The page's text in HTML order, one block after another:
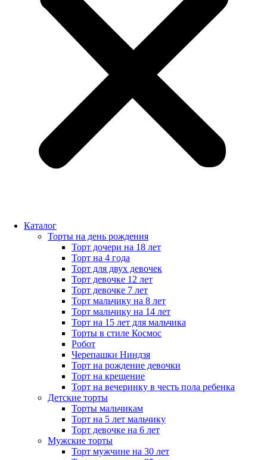
Каталог
Торты на день рождения
Торт дочери на 18 лет
Торт на 4 года
Торт для двух девочек
Торт девочке 12 лет
Торт девочке 7 лет
Торт мальчику на 8 лет
Торт мальчику на 14 лет
Торт на 15 лет для мальчика
Торты в стиле Космос
Робот
Черепашки Ниндзя
Торт на рождение девочки
Торт на крещение
Торт на вечеринку в честь пола ребенка
Детские торты
Торты мальчикам
Торт на 5 лет мальчику
Торт девочке на 6 лет
Мужские торты
Торт мужчине на 30 лет